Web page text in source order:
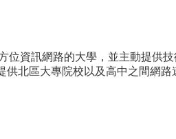
資訊網路的大學，並主動提供
北區大專院校以及高中之間網路